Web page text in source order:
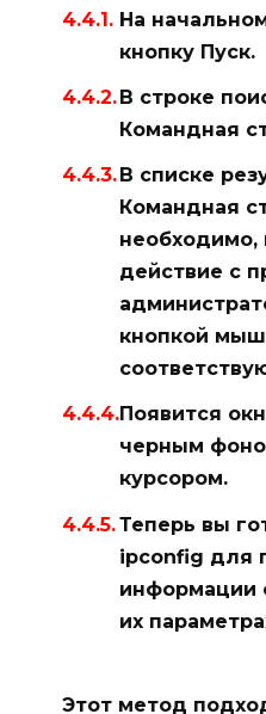
На
кнопку Пуск.
В строке
Командная
В списке
Командная
необходимо,
действие с
кнопкой
Появится
черным
курсором.
Теперь вы
ipconfig для
информации
их
Этот метод